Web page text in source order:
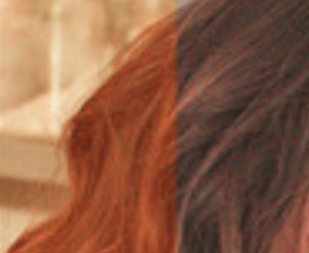
NOS
AIDES
ACTIONS
LEBLOG
RÉPERTOIRES